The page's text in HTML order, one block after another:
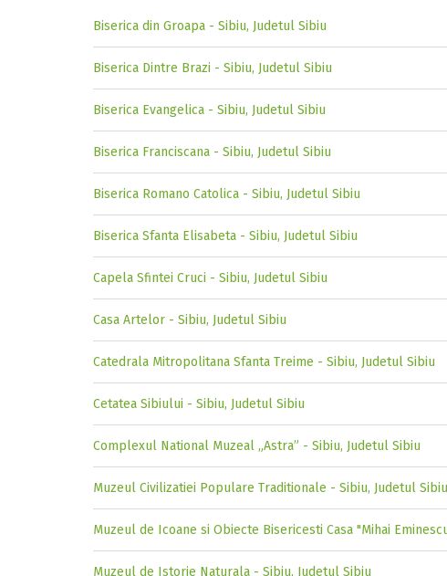
Biserica din Groapa - Sibiu, Judetul Sibiu
Biserica Dintre Brazi - Sibiu, Judetul Sibiu
Biserica Evangelica - Sibiu, Judetul Sibiu
Biserica Franciscana - Sibiu, Judetul Sibiu
Biserica Romano Catolica - Sibiu, Judetul Sibiu
Biserica Sfanta Elisabeta - Sibiu, Judetul Sibiu
Capela Sfintei Cruci - Sibiu, Judetul Sibiu
Casa Artelor - Sibiu, Judetul Sibiu
Catedrala Mitropolitana Sfanta Treime - Sibiu, Judetul Sibiu
Cetatea Sibiului - Sibiu, Judetul Sibiu
Complexul National Muzeal „Astra” - Sibiu, Judetul Sibiu
Muzeul Civilizatiei Populare Traditionale - Sibiu, Judetul Sibiu
Muzeul de Icoane si Obiecte Bisericesti Casa "Mihai
Muzeul de Istorie Naturala - Sibiu, Judetul Sibiu